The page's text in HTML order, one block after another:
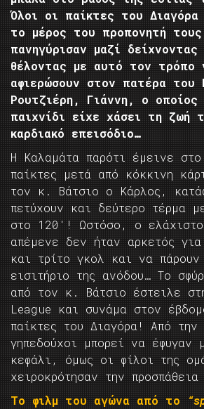
Όλοι οι παίκτες του Διαγόρα
το μέρος του προπονητή
πανηγύρισαν μαζί
θέλοντας με αυτό τον τρόπο
αφιερώσουν στον πατέρα του
Ρουτζιέρη, Γιάννη, ο
παιχνίδι είχε χάσει τη ζωή
καρδιακό επεισόδιο…
Η Καλαμάτα παρότι έμεινε
παίκτες μετά από κόκκινη
τον κ. Βάτσιο ο Κάρλος,
πετύχουν και δεύτερο τέρμα
στο 120′! Ωστόσο, ο
απέμενε δεν ήταν αρκετός
και τρίτο γκολ και να πάρουν
εισιτήριο της ανόδου… Το
από τον κ. Βάτσιο έστειλε
League και συνάμα στον
παίκτες του Διαγόρα! Από
γηπεδούχοι μπορεί να έφυγαν
κεφάλι, όμως οι φίλοι της
χειροκρότησαν την προσπάθεια
Το φιλμ του αγώνα από το